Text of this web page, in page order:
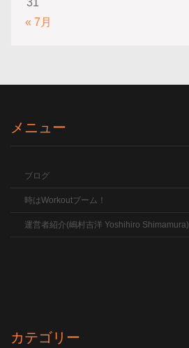
« 7月
メニュー
ブログ
時はWorkoutブーム！
運営者紹介(嶋村吉洋 Yoshihiro Shimamura)
カテゴリー